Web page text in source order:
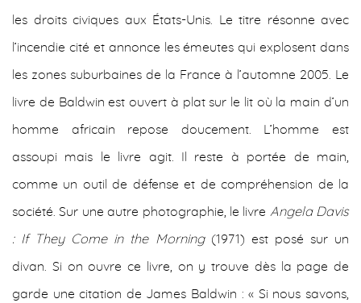
les droits civiques aux États-Unis. Le titre résonne avec
l’incendie cité et annonce les émeutes qui explosent dans
les zones suburbaines de la France à l’automne 2005. Le
livre de Baldwin est ouvert à plat sur le lit où la main d’un
homme africain repose doucement. L’homme est
assoupi mais le livre agit. Il reste à portée de main,
comme un outil de défense et de compréhension de la
société. Sur une autre photographie, le livre Angela Davis
: If They Come in the Morning(1971) est posé sur un
divan. Si on ouvre ce livre, on y trouve dès la page de
garde une citation de James Baldwin : « Si nous savons,